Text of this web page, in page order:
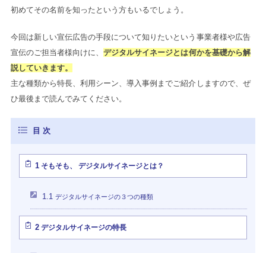
初めてその名前を知ったという方もいるでしょう。
今回は新しい宣伝広告の手段について知りたいという事業者様や広告
宣伝のご担当者様向けに、デジタルサイネージとは何かを基礎から解
説していきます。
主な種類から特長、利用シーン、導入事例までご紹介しますので、ぜ
ひ最後まで読んでみてください。
1そもそも、 デジタルサイネージとは？
1.1 デジタルサイネージの３つの種類
2デジタルサイネージの特長